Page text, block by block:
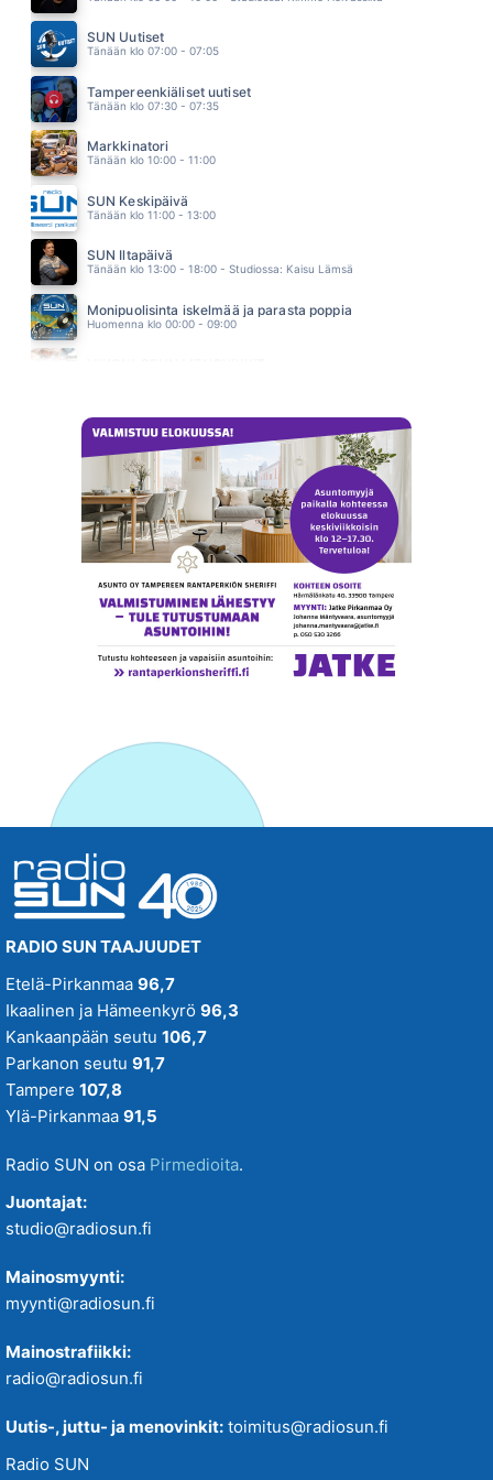
JANNE HURME
16.11
Q.STONE
16.06
SUN Uutiset
Tänään klo 07:00 - 07:05
Tampereenkiäliset uutiset
Tänään klo 07:30 - 07:35
Markkinatori
Tänään klo 10:00 - 11:00
SUN Keskipäivä
Tänään klo 11:00 - 13:00
SUN Iltapäivä
Tänään klo 13:00 - 18:00 - Studiossa: Kaisu Lämsä
Monipuolisinta iskelmää ja parasta poppia
Huomenna klo 00:00 - 09:00
RADIO SUN TAAJUUDET
Etelä-Pirkanmaa 96,7
Ikaalinen ja Hämeenkyrö 96,3
Kankaanpään seutu 106,7
Parkanon seutu 91,7
Tampere 107,8
Ylä-Pirkanmaa 91,5
Radio SUN on osa Pirmedioita.
Juontajat:
studio@radiosun.fi
Mainosmyynti:
myynti@radiosun.fi
Mainostrafiikki:
radio@radiosun.fi
Uutis-, juttu- ja menovinkit: toimitus@radiosun.fi
Radio SUN